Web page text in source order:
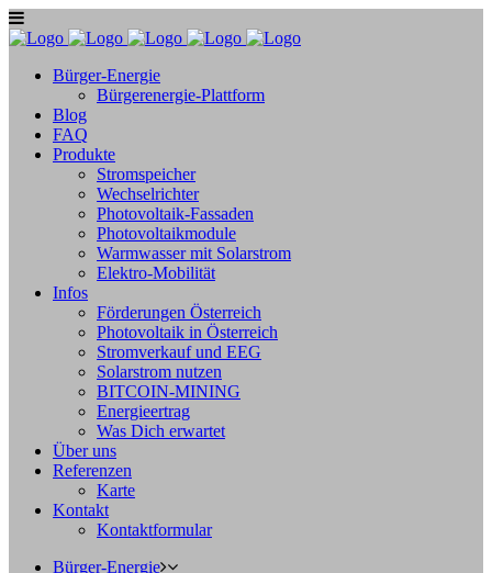
Bürger-Energie
Bürgerenergie-Plattform
Blog
FAQ
Produkte
Stromspeicher
Wechselrichter
Photovoltaik-Fassaden
Photovoltaikmodule
Warmwasser mit Solarstrom
Elektro-Mobilität
Infos
Förderungen Österreich
Photovoltaik in Österreich
Stromverkauf und EEG
Solarstrom nutzen
BITCOIN-MINING
Energieertrag
Was Dich erwartet
Über uns
Referenzen
Karte
Kontakt
Kontaktformular
Bürger-Energie